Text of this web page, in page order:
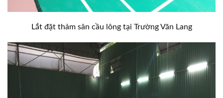
Lắt đặt thảm sân cầu lông tại Trường Văn Lang